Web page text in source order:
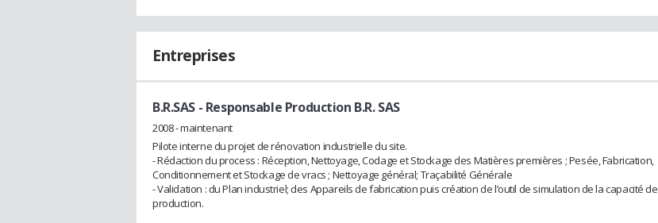
Entreprises
B.R.SAS - Responsable Production B.R. SAS
2008 - maintenant
Pilote interne du projet de rénovation industrielle du site.
- Rédaction du process : Réception, Nettoyage, Codage et Stockage des Matières premières ; Pesée, Fabrication,
Conditionnement et Stockage de vracs ; Nettoyage général; Traçabilité Générale
- Validation : du Plan industriel; des Appareils de fabrication puis création de l’outil de simulation de la capacité de
production.